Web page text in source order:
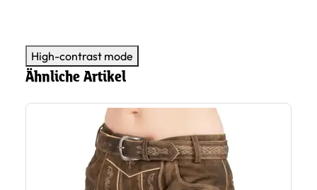
High-contrast mode
Ähnliche Artikel